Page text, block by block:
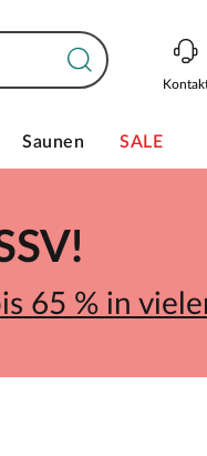
Saunen SALE
65 % in